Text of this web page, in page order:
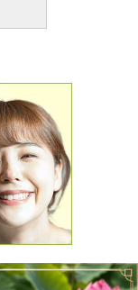
と話すようになり
ようにもなり、
いか。 あとで見
のではないか。
けないなんて、わ
いない状況で、叶
このままおかし
ません。 長文で